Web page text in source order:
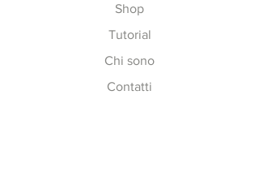
Shop
Tutorial
Chi sono
Contatti